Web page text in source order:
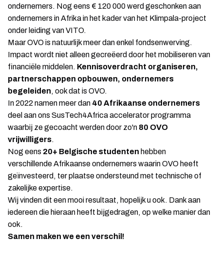
ondernemers. Nog eens € 120 000 werd geschonken aan
ondernemers in Afrika in het kader van het Klimpala-project
onder leiding van VITO.
Maar OVO is natuurlijk meer dan enkel fondsenwerving.
Impact wordt niet alleen gecreëerd door het mobiliseren van
financiële middelen. Kennisoverdracht organiseren,
partnerschappen opbouwen, ondernemers
begeleiden, ook dat is OVO.
In 2022 namen meer dan 40 Afrikaanse ondernemers
deel aan ons SusTech4Africa accelerator programma
waarbij ze gecoacht werden door zo'n 80 OVO
vrijwilligers.
Nog eens 20+ Belgische studenten hebben
verschillende Afrikaanse ondernemers waarin OVO heeft
geïnvesteerd, ter plaatse ondersteund met technische of
zakelijke expertise.
Wij vinden dit een mooi resultaat, hopelijk u ook. Dank aan
iedereen die hieraan heeft bijgedragen, op welke manier dan
ook.
Samen maken we een verschil!